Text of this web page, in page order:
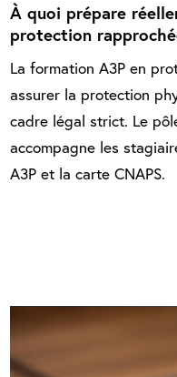
À quoi prépare
protection
La formation A3P en
assurer la protection
cadre légal strict. Le
accompagne les
A3P et la carte CNAPS.